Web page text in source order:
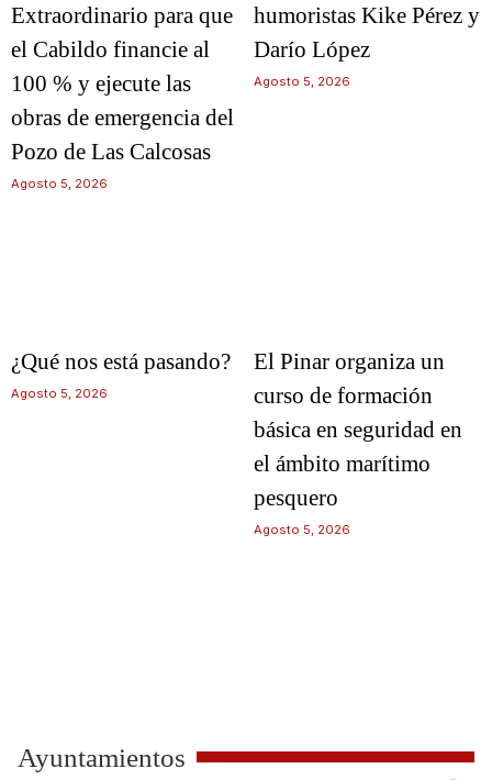
Extraordinario para que
el Cabildo financie al
100 % y ejecute las
obras de emergencia del
Pozo de Las Calcosas
Agosto 5, 2026
humoristas Kike Pérez y
Darío López
Agosto 5, 2026
¿Qué nos está pasando?
Agosto 5, 2026
El Pinar organiza un
curso de formación
básica en seguridad en
el ámbito marítimo
pesquero
Agosto 5, 2026
Ayuntamientos